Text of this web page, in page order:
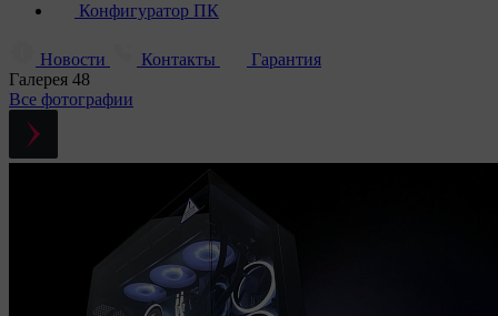
Конфигуратор ПК
Новости Контакты
Гарантия
Галерея 48
Все фотографии